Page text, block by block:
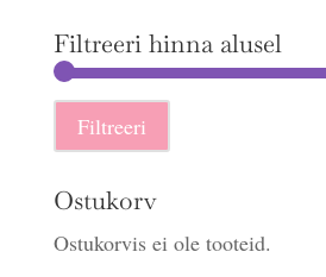
Filtreeri hinna alusel
Filtreeri
Ostukorv
Ostukorvis ei ole tooteid.